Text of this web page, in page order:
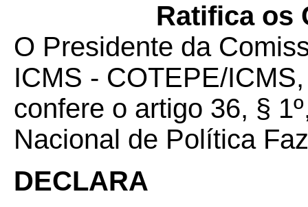
Ratifica os
O Presidente da
ICMS - COTEPE/
confere o artigo 36, §
Nacional de Política
DECLARA